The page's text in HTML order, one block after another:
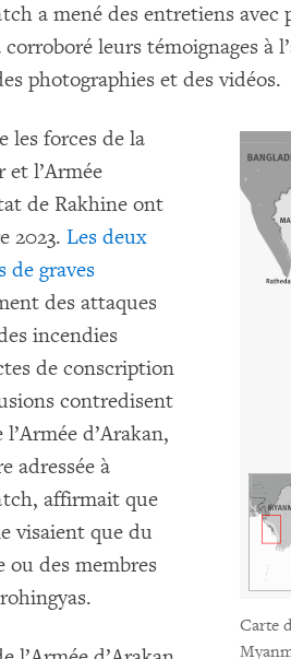
a mené des entretiens
leurs témoignages à
photographies et des vidéos.
Carte
les forces de la
l’Armée
de Rakhine ont
2023. Les deux
de graves
des attaques
incendies
de conscription
contredisent
d’Arakan,
adressée à
affirmait que
visaient que du
des membres